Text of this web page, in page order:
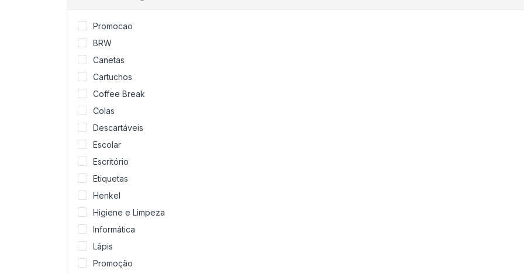
Promocao
BRW
Canetas
Cartuchos
Coffee Break
Colas
Descartáveis
Escolar
Escritório
Etiquetas
Henkel
Higiene e Limpeza
Informática
Lápis
Promoção